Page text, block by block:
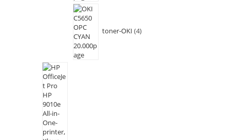
toner-OKI 4